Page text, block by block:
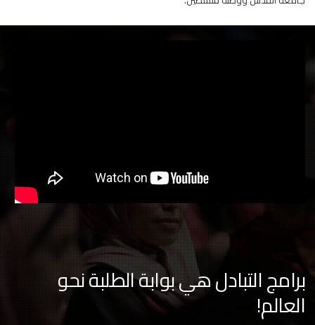
برامج التبادل هي بوابة الطلبة نحو
العالم!